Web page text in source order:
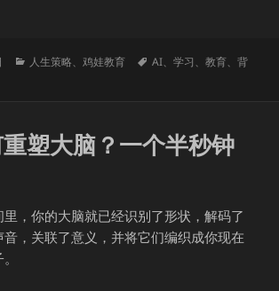
分
人生策略、鸡娃教育
标
AI、学习、教育、背
塑大脑？一个半秒钟
，你的大脑就已经识别了形状，解码了
，关联了意义，并将它们编织成你现在